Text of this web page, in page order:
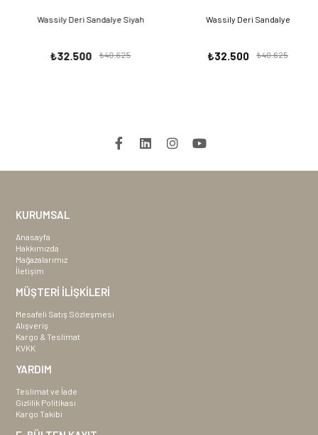
Wassily Deri Sandalye Siyah
₺32.500 ₺40.625
Wassily Deri Sandalye
₺32.500 ₺40.625
KURUMSAL
Anasayfa
Hakkımızda
Mağazalarımız
İletişim
MÜŞTERİ İLİŞKİLERİ
Mesafeli Satış Sözleşmesi
Alışveriş
Kargo & Teslimat
KVKK
YARDIM
Teslimat ve İade
Gizlilik Politikası
Kargo Takibi